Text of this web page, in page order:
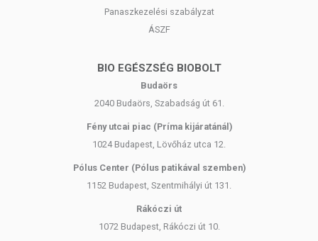
Panaszkezelési szabályzat
ÁSZF
BIO EGÉSZSÉG BIOBOLT
Budaörs
2040 Budaörs, Szabadság út 61.
Fény utcai piac (Príma kijáratánál)
1024 Budapest, Lövőház utca 12.
Pólus Center (Pólus patikával szemben)
1152 Budapest, Szentmihályi út 131.
Rákóczi út
1072 Budapest, Rákóczi út 10.